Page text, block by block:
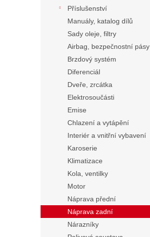
Příslušenství
Manuály, katalog dílů
Sady oleje, filtry
Airbag, bezpečnostní pásy
Brzdový systém
Diferenciál
Dveře, zrcátka
Elektrosoučásti
Emise
Chlazení a vytápění
Interiér a vnitřní vybavení
Karoserie
Klimatizace
Kola, ventilky
Motor
Náprava přední
Náprava zadní
Nárazníky